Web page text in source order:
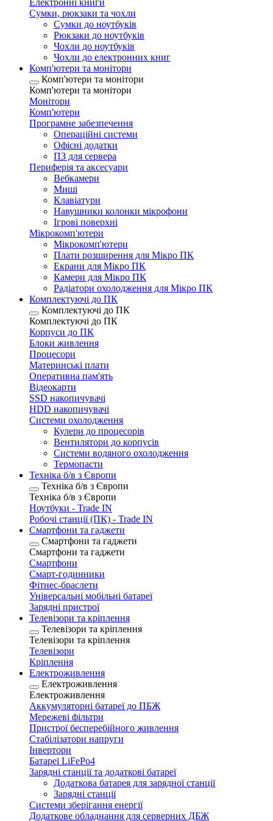
Електронні книги
Сумки, рюкзаки та чохли
Сумки до ноутбуків
Рюкзаки до ноутбуків
Чохли до ноутбуків
Чохли до електронних книг
Комп'ютери та монітори
Комп'ютери та монітори
Комп'ютери та монітори
Монітори
Комп'ютери
Програмне забезпечення
Операційні системи
Офісні додатки
ПЗ для сервера
Периферія та аксесуари
Вебкамери
Миші
Клавіатури
Навушники колонки мікрофони
Ігрові поверхні
Мікрокомп'ютери
Мікрокомп'ютери
Плати розширення для Мікро ПК
Екрани для Мікро ПК
Камери для Мікро ПК
Радіатори охолодження для Мікро ПК
Комплектуючі до ПК
Комплектуючі до ПК
Комплектуючі до ПК
Корпуси до ПК
Блоки живлення
Процесори
Материнські плати
Оперативна пам'ять
Відеокарти
SSD накопичувачі
HDD накопичувачі
Системи охолодження
Кулери до процесорів
Вентилятори до корпусів
Системи водяного охолодження
Термопасти
Техніка б/в з Європи
Техніка б/в з Європи
Техніка б/в з Європи
Ноутбуки - Trade IN
Робочі станції (ПК) - Trade IN
Смартфони та гаджети
Смартфони та гаджети
Смартфони та гаджети
Смартфони
Смарт-годинники
Фітнес-браслети
Універсальні мобільні батареї
Зарядні пристрої
Телевізори та кріплення
Телевізори та кріплення
Телевізори та кріплення
Телевізори
Кріплення
Електроживлення
Електроживлення
Електроживлення
Аккумуляторні батареї до ПБЖ
Мережеві фільтри
Пристрої бесперебійного живлення
Стабілізатори напруги
Інвертори
Батареї LiFePo4
Зарядні станції та додаткові батареї
Додаткова батарея для зарядної станції
Зарядні станції
Системи зберігання енергії
Додаткове обладнання для серверних ДБЖ